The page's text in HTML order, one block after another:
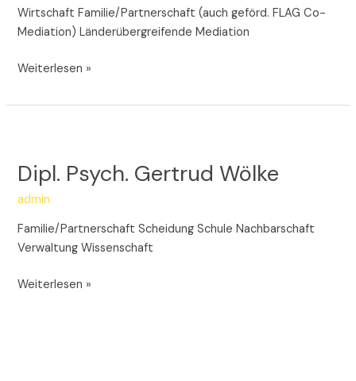
Wirtschaft Familie/Partnerschaft (auch geförd. FLAG Co-
Mediation) Länderübergreifende Mediation
Weiterlesen »
Dipl. Psych. Gertrud Wölke
admin
Familie/Partnerschaft Scheidung Schule Nachbarschaft
Verwaltung Wissenschaft
Gertrud
Wölke
Weiterlesen »